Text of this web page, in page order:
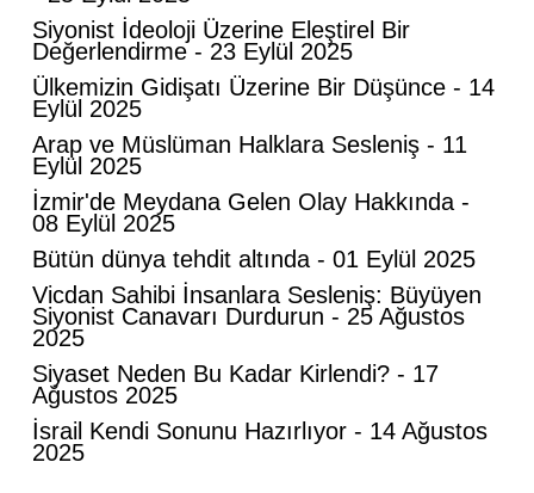
Siyonist İdeoloji Üzerine Eleştirel Bir
Değerlendirme - 23 Eylül 2025
Ülkemizin Gidişatı Üzerine Bir Düşünce - 14
Eylül 2025
Arap ve Müslüman Halklara Sesleniş - 11
Eylül 2025
İzmir'de Meydana Gelen Olay Hakkında -
08 Eylül 2025
Bütün dünya tehdit altında - 01 Eylül 2025
Vicdan Sahibi İnsanlara Sesleniş: Büyüyen
Siyonist Canavarı Durdurun - 25 Ağustos
2025
Siyaset Neden Bu Kadar Kirlendi? - 17
Ağustos 2025
İsrail Kendi Sonunu Hazırlıyor - 14 Ağustos
2025
Mahmut Hanpolat
Adanmış bir hayat: Neşet Hoca
Abdurahman Deniz Uğurlu
Bazı İnsanların Değeri, Yokluklarında
Anlaşılır: Hacı Mustafa Demirkan
Ali Lale